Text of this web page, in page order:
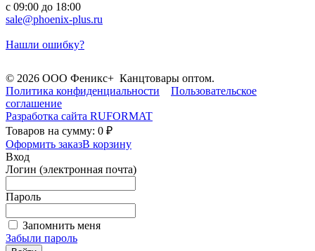
с 09:00 до 18:00
sale@phoenix-plus.ru
Нашли ошибку?
© 2026 ООО Феникс+ Канцтовары оптом.
Политика конфиденциальности
Пользовательское
соглашение
Разработка сайта RUFORMAT
Товаров на сумму: 0 ₽
Оформить заказВ корзину
Вход
Логин (электронная почта)
Пароль
Запомнить меня
Забыли пароль